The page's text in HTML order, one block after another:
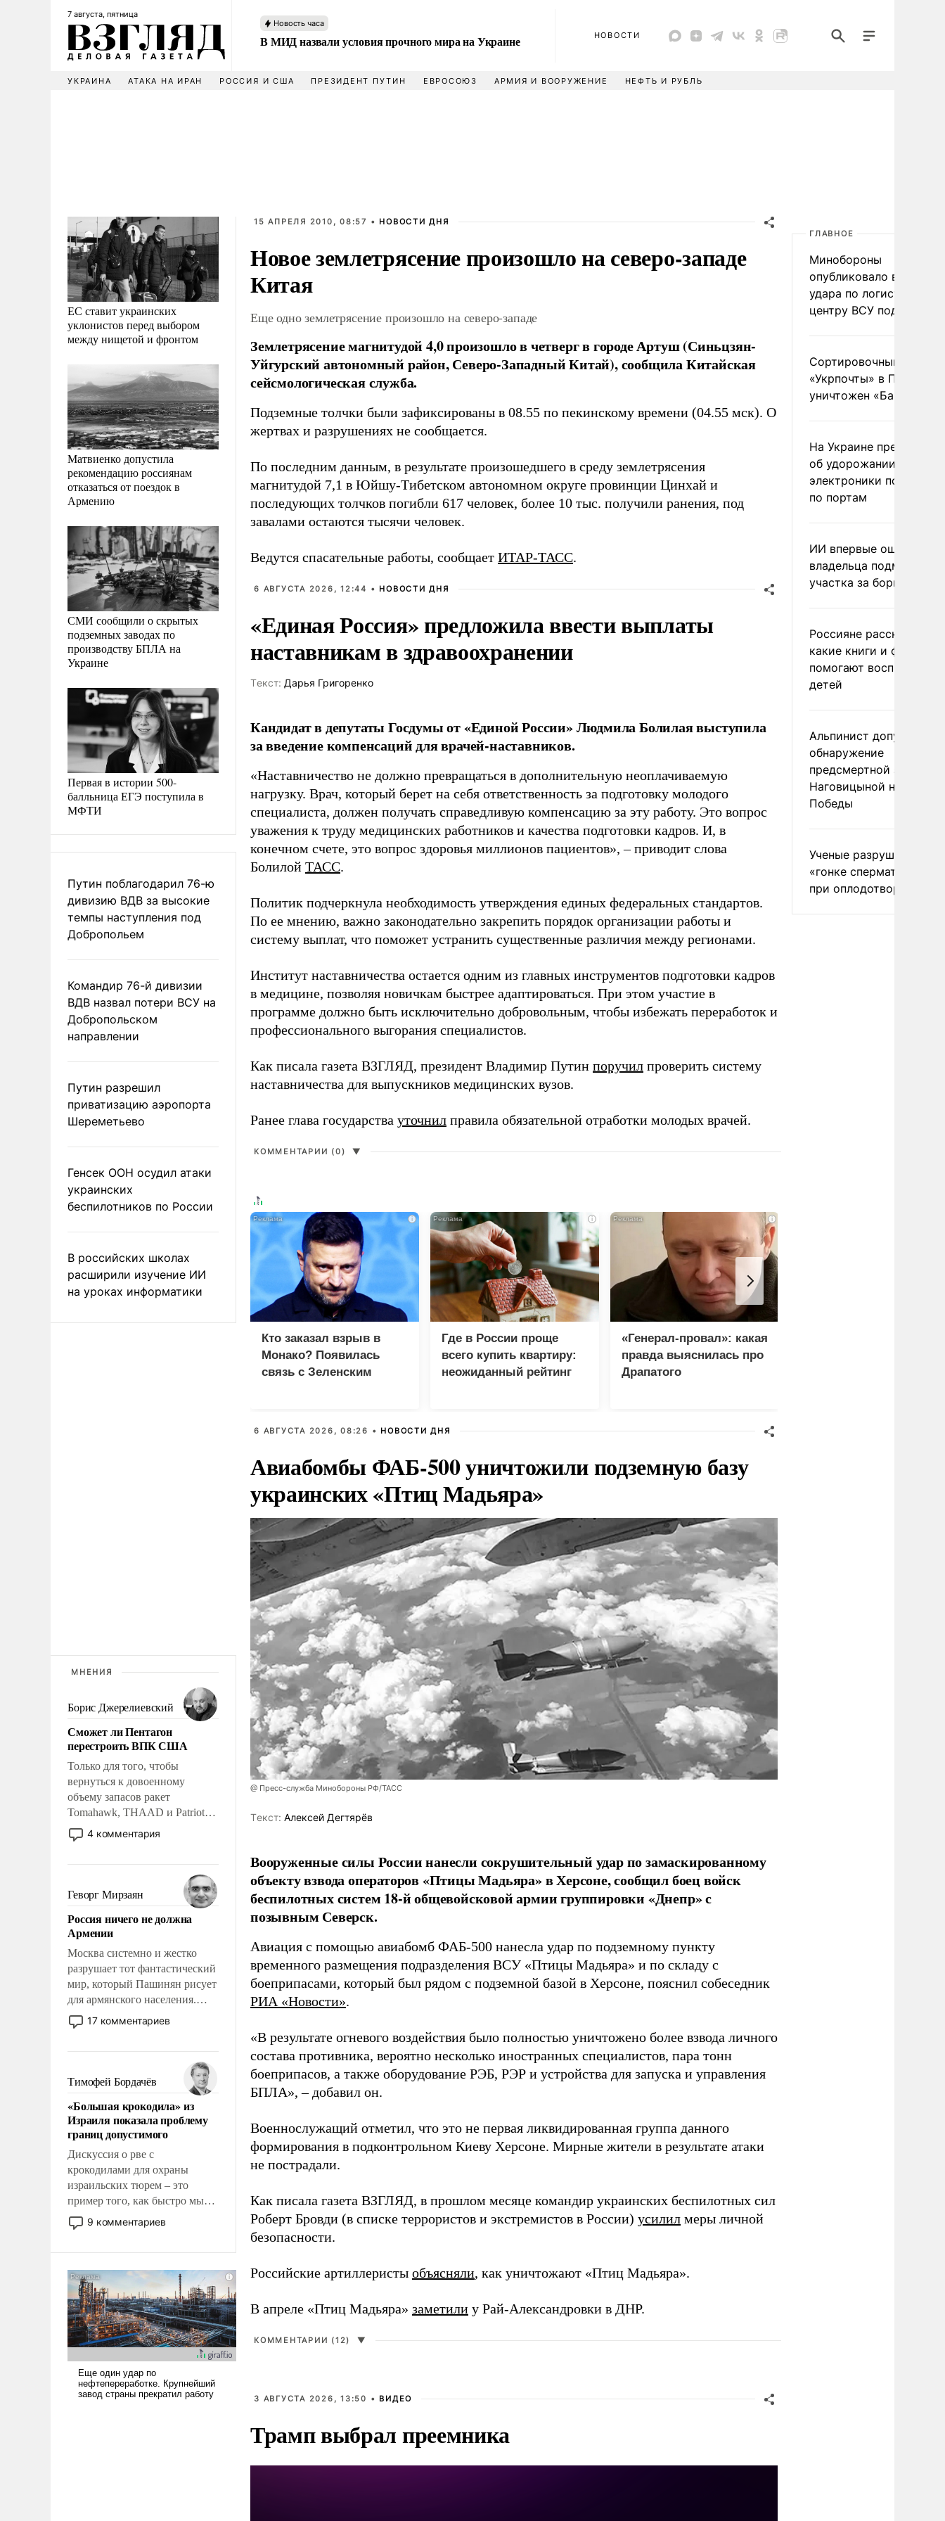
7 августа, пятница
Новость часа
В МИД назвали условия прочного мира на Украине НОВОСТИ
УКРАИНА АТАКА НА ИРАН РОССИЯ И США ПРЕЗИДЕНТ ПУТИН ЕВРОСОЮЗ АРМИЯ И ВООРУЖЕНИЕ НЕФТЬ И РУБЛЬ
ЕС ставит украинских
уклонистов перед выбором
между нищетой и фронтом
Матвиенко допустила
рекомендацию россиянам
отказаться от поездок в
Армению
СМИ сообщили о скрытых
подземных заводах по
производству БПЛА на
Украине
Первая в истории 500-
балльница ЕГЭ поступила в
МФТИ
Путин поблагодарил 76-ю
дивизию ВДВ за высокие
темпы наступления под
Добропольем
Командир 76-й дивизии
ВДВ назвал потери ВСУ на
Добропольском
направлении
Путин разрешил
приватизацию аэропорта
Шереметьево
Генсек ООН осудил атаки
украинских
беспилотников по России
В российских школах
расширили изучение ИИ
на уроках информатики
МНЕНИЯ
Борис Джерелиевский
Сможет ли Пентагон
перестроить ВПК США
Только для того, чтобы
вернуться к довоенному
объему запасов ракет
Tomahawk, THAAD и Patriot
США потребуется более трех
лет. Даже небольшая война с
Сложившаяся ситуация
означает многолетний период
уязвимости США, например,
перед Китаем.
4 комментария
Геворг Мирзаян
Россия ничего не должна
Армении
Москва системно и жестко
разрушает тот фантастический
мир, который Пашинян рисует
для армянского населения.
Мир, где политические
прожекты будут безусловно
налогоплательщиков и где
Еревану за свои поступки не
нужно отвечать.
17 комментариев
Тимофей Бордачёв
«Большая крокодила» из
Израиля показала проблему
границ допустимого
Дискуссия о рве с
крокодилами для охраны
израильских тюрем – это
пример того, как быстро мы
двигаемся по пути
революционных изменений.
псевдонаучной фантастики,
стало всерьез обсуждаемой
идеей.
9 комментариев
15 АПРЕЛЯ 2010, 08:57 • НОВОСТИ ДНЯ
Новое землетрясение произошло на северо-западе
Китая
Еще одно землетрясение произошло на северо-западе
Землетрясение магнитудой 4,0 произошло в четверг в городе Артуш (Синьцзян-
Уйгурский автономный район, Северо-Западный Китай), сообщила Китайская
сейсмологическая служба.
Подземные толчки были зафиксированы в 08.55 по пекинскому времени (04.55 мск). О
жертвах и разрушениях не сообщается.
По последним данным, в результате произошедшего в среду землетрясения
магнитудой 7,1 в Юйшу-Тибетском автономном округе провинции Цинхай и
последующих толчков погибли 617 человек, более 10 тыс. получили ранения, под
завалами остаются тысячи человек.
Ведутся спасательные работы, сообщает ИТАР-ТАСС.
6 АВГУСТА 2026, 12:44 • НОВОСТИ ДНЯ
«Единая Россия» предложила ввести выплаты
наставникам в здравоохранении
Tекст: Дарья Григоренко
Кандидат в депутаты Госдумы от «Единой России» Людмила Болилая выступила
за введение компенсаций для врачей-наставников.
«Наставничество не должно превращаться в дополнительную неоплачиваемую
нагрузку. Врач, который берет на себя ответственность за подготовку молодого
специалиста, должен получать справедливую компенсацию за эту работу. Это вопрос
уважения к труду медицинских работников и качества подготовки кадров. И, в
конечном счете, это вопрос здоровья миллионов пациентов», – приводит слова
Болилой ТАСС.
Политик подчеркнула необходимость утверждения единых федеральных стандартов.
По ее мнению, важно законодательно закрепить порядок организации работы и
систему выплат, что поможет устранить существенные различия между регионами.
Институт наставничества остается одним из главных инструментов подготовки кадров
в медицине, позволяя новичкам быстрее адаптироваться. При этом участие в
программе должно быть исключительно добровольным, чтобы избежать переработок и
профессионального выгорания специалистов.
Как писала газета ВЗГЛЯД, президент Владимир Путин поручил проверить систему
наставничества для выпускников медицинских вузов.
Ранее глава государства уточнил правила обязательной отработки молодых врачей.
КОММЕНТАРИИ (0) ▼
i
Кто заказал взрыв в
Монако? Появилась
связь с Зеленским
i
Где в России проще
всего купить квартиру:
неожиданный рейтинг
i
«Генерал-провал»: какая
правда выяснилась про
Драпатого
6 АВГУСТА 2026, 08:26 • НОВОСТИ ДНЯ
Авиабомбы ФАБ-500 уничтожили подземную базу
украинских «Птиц Мадьяра»
@ Пресс-служба Минобороны РФ/ТАСС
Tекст: Алексей Дегтярёв
Вооруженные силы России нанесли сокрушительный удар по замаскированному
объекту взвода операторов «Птицы Мадьяра» в Херсоне, сообщил боец войск
беспилотных систем 18-й общевойсковой армии группировки «Днепр» с
позывным Северск.
Авиация с помощью авиабомб ФАБ-500 нанесла удар по подземному пункту
временного размещения подразделения ВСУ «Птицы Мадьяра» и по складу с
боеприпасами, который был рядом с подземной базой в Херсоне, пояснил собеседник
РИА «Новости».
«В результате огневого воздействия было полностью уничтожено более взвода личного
состава противника, вероятно несколько иностранных специалистов, пара тонн
боеприпасов, а также оборудование РЭБ, РЭР и устройства для запуска и управления
БПЛА», – добавил он.
Военнослужащий отметил, что это не первая ликвидированная группа данного
формирования в подконтрольном Киеву Херсоне. Мирные жители в результате атаки
не пострадали.
Как писала газета ВЗГЛЯД, в прошлом месяце командир украинских беспилотных сил
Роберт Бровди (в списке террористов и экстремистов в России) усилил меры личной
безопасности.
Российские артиллеристы объясняли, как уничтожают «Птиц Мадьяра».
В апреле «Птиц Мадьяра» заметили у Рай-Александровки в ДНР.
КОММЕНТАРИИ (12) ▼
3 АВГУСТА 2026, 13:50 • ВИДЕО
Трамп выбрал преемника
ГЛАВНОЕ
Минобороны
опубликовало видео
удара по
центру ВСУ под Киевом
Сортировочный пункт
«Укрпочты» в
уничтожен
На Украине
об удорожании
электроники после
по портам
ИИ впервые
владельца
участка за борщевик
Россияне рассказали,
какие книги и фильмы
помогают воспитывать
детей
Альпинист допустил
обнаружение
предсмертной записки
Наговицыной на пике
Победы
Ученые разрушили миф
«гонке
при оплодотворении